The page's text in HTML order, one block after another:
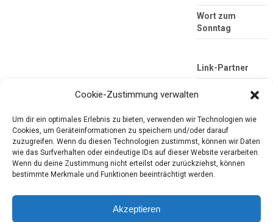
Wort zum
Sonntag
Link-Partner
Tester-Paradies
Produkttests und Alltag
Cookie-Zustimmung verwalten
Um dir ein optimales Erlebnis zu bieten, verwenden wir Technologien wie
Cookies, um Geräteinformationen zu speichern und/oder darauf
zuzugreifen. Wenn du diesen Technologien zustimmst, können wir Daten
wie das Surfverhalten oder eindeutige IDs auf dieser Website verarbeiten.
Wenn du deine Zustimmung nicht erteilst oder zurückziehst, können
bestimmte Merkmale und Funktionen beeinträchtigt werden.
Akzeptieren